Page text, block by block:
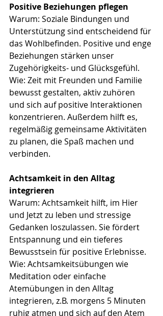
Positive Beziehungen pflegen
Warum: Soziale Bindungen und
Unterstützung sind entscheidend für
das Wohlbefinden. Positive und enge
Beziehungen stärken unser
Zugehörigkeits- und Glücksgefühl.
Wie: Zeit mit Freunden und Familie
bewusst gestalten, aktiv zuhören
und sich auf positive Interaktionen
konzentrieren. Außerdem hilft es,
regelmäßig gemeinsame Aktivitäten
zu planen, die Spaß machen und
verbinden.
Achtsamkeit in den Alltag
integrieren
Warum: Achtsamkeit hilft, im Hier
und Jetzt zu leben und stressige
Gedanken loszulassen. Sie fördert
Entspannung und ein tieferes
Bewusstsein für positive Erlebnisse.
Wie: Achtsamkeitsübungen wie
Meditation oder einfache
Atemübungen in den Alltag
integrieren, z.B. morgens 5 Minuten
ruhig atmen und sich auf den Atem